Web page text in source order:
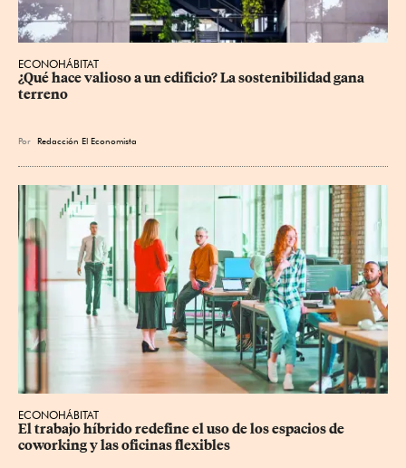
ECONOHÁBITAT
¿Qué hace valioso a un edificio? La sostenibilidad gana
terreno
Por Redacción El Economista
ECONOHÁBITAT
El trabajo híbrido redefine el uso de los espacios de
coworking y las oficinas flexibles